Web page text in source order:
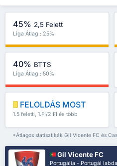
45% 2,5 Felett
Liga Átlag : 25%
40% BTTS
Liga Átlag : 50%
FELOLDÁS MOST
1.5 feletti, 1.FI/2.FI és több
*Átlagos statisztikák Gil Vicente FC és
Gil Vicente FC
Portugália - Portugál